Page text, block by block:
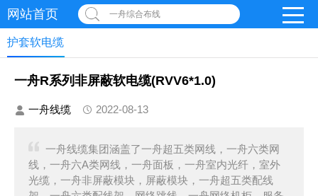
网站首页 一舟综合布线
护套软电缆
一舟R系列非屏蔽软电缆(RVV6*1.0)
一舟线缆 2022-08-13
一舟线缆集团涵盖了一舟超五类网线，一舟六类网
线，一舟六A类网线，一舟面板，一舟室内光纤，室外
光缆，一舟非屏蔽模块，屏蔽模块，一舟超五类配线